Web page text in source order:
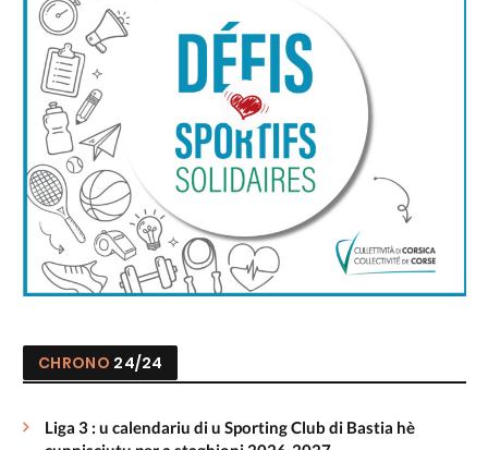
CHRONO 24/24
Liga 3 : u calendariu di u Sporting Club di Bastia hè